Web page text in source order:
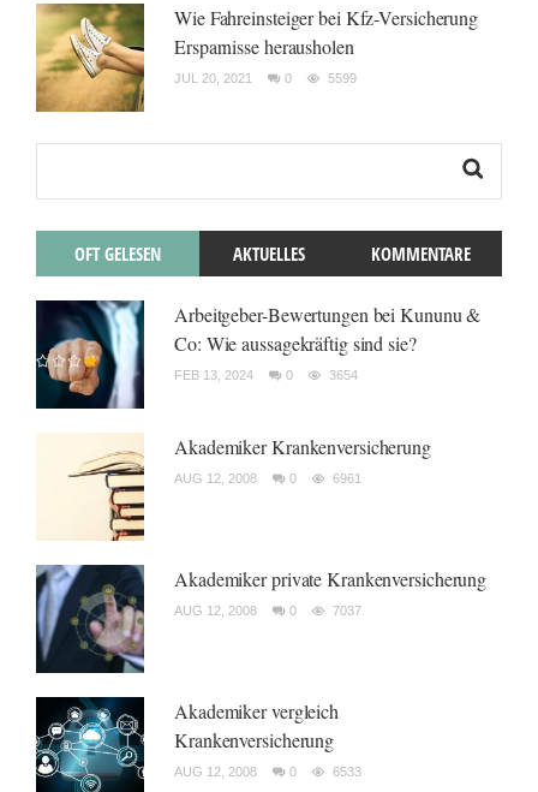
Wie Fahreinsteiger bei Kfz-Versicherung
Ersparnisse herausholen
JUL 20, 2021 0 5599
OFT GELESEN AKTUELLES KOMMENTARE
Arbeitgeber-Bewertungen bei Kununu &
Co: Wie aussagekräftig sind sie?
FEB 13, 2024 0 3654
Akademiker Krankenversicherung
AUG 12, 2008 0 6961
Akademiker private Krankenversicherung
AUG 12, 2008 0 7037
Akademiker vergleich
Krankenversicherung
AUG 12, 2008 0 6533